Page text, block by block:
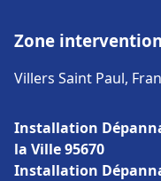
Zone intervention
Villers Saint Paul,
Installation
la Ville 95670
Installation